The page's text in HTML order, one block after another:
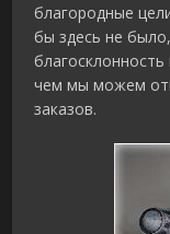
благородные
бы здесь не
чем мы можем
заказов.